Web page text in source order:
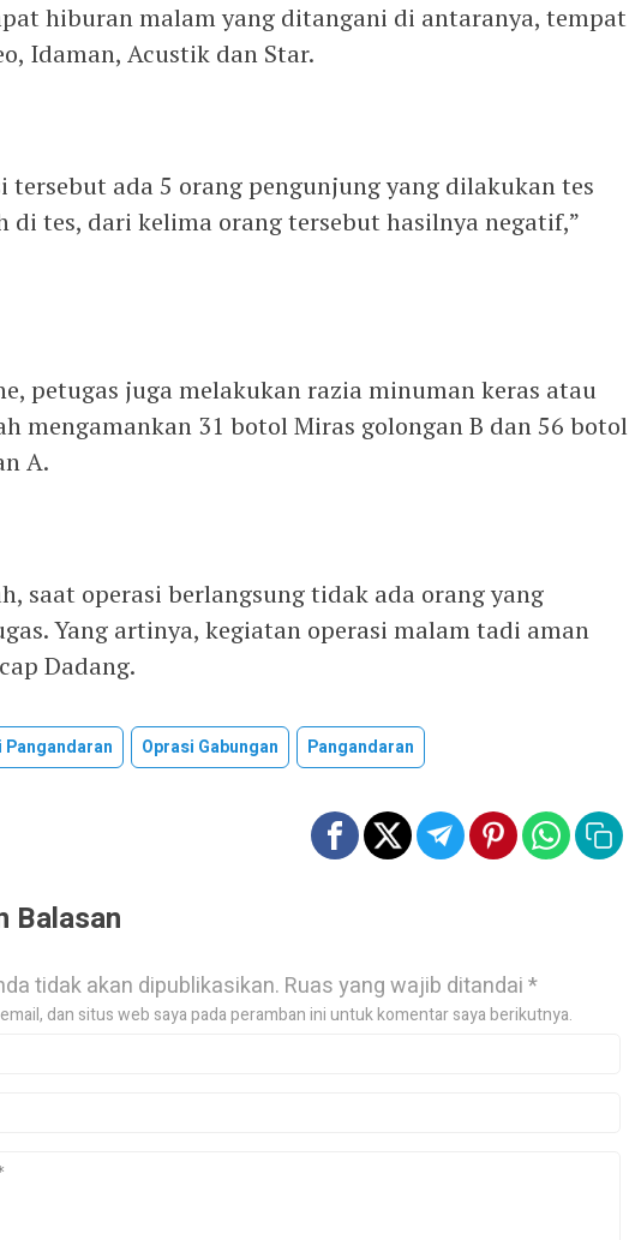
hiburan malam yang ditangani di antaranya, tempat
Idaman, Acustik dan Star.
tersebut ada 5 orang pengunjung yang dilakukan tes
di tes, dari kelima orang tersebut hasilnya negatif,”
petugas juga melakukan razia minuman keras atau
mengamankan 31 botol Miras golongan B dan 56 botol
A.
saat operasi berlangsung tidak ada orang yang
Yang artinya, kegiatan operasi malam tadi aman
Dadang.
Pangandaran Oprasi Gabungan Pangandaran
Balasan
tidak akan dipublikasikan. Ruas yang wajib ditandai*
dan situs web saya pada peramban ini untuk komentar saya berikutnya.